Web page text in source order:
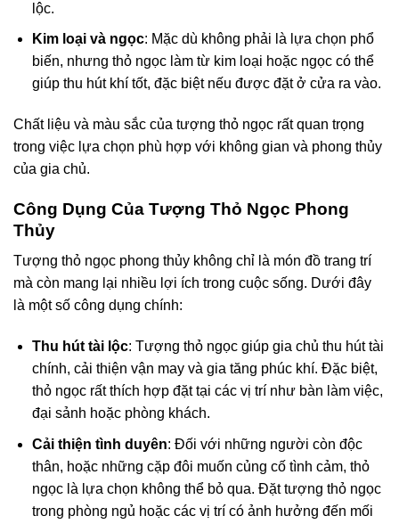
lộc.
Kim loại và ngọc: Mặc dù không phải là lựa chọn phổ
biến, nhưng thỏ ngọc làm từ kim loại hoặc ngọc có thể
giúp thu hút khí tốt, đặc biệt nếu được đặt ở cửa ra vào.
Chất liệu và màu sắc của tượng thỏ ngọc rất quan trọng
trong việc lựa chọn phù hợp với không gian và phong thủy
của gia chủ.
Công Dụng Của Tượng Thỏ Ngọc Phong
Thủy
Tượng thỏ ngọc phong thủy không chỉ là món đồ trang trí
mà còn mang lại nhiều lợi ích trong cuộc sống. Dưới đây
là một số công dụng chính:
Thu hút tài lộc: Tượng thỏ ngọc giúp gia chủ thu hút tài
chính, cải thiện vận may và gia tăng phúc khí. Đặc biệt,
thỏ ngọc rất thích hợp đặt tại các vị trí như bàn làm việc,
đại sảnh hoặc phòng khách.
Cải thiện tình duyên: Đối với những người còn độc
thân, hoặc những cặp đôi muốn củng cố tình cảm, thỏ
ngọc là lựa chọn không thể bỏ qua. Đặt tượng thỏ ngọc
trong phòng ngủ hoặc các vị trí có ảnh hưởng đến mối